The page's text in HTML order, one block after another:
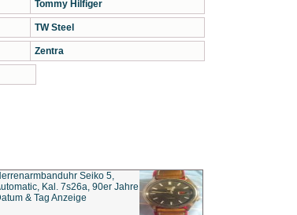
Tommy Hilfiger
TW Steel
Zentra
Seiko 5,
Kal. 7s26a, 90er Jahre
& Tag Anzeige